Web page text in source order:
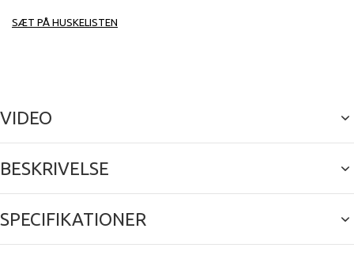
SÆT PÅ HUSKELISTEN
VIDEO
BESKRIVELSE
SPECIFIKATIONER